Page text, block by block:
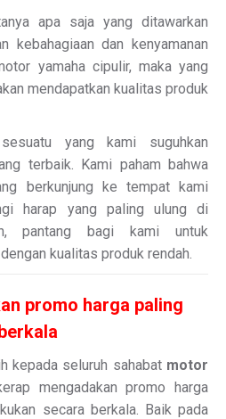
apa saja yang ditawarkan
kebahagiaan dan kenyamanan
yamaha cipulir, maka yang
mendapatkan kualitas produk
yang kami suguhkan
terbaik. Kami paham bahwa
berkunjung ke tempat kami
harap yang paling ulung di
pantang bagi kami untuk
kualitas produk rendah.
promo harga paling
kepada seluruh sahabat motor
mengadakan promo harga
secara berkala. Baik pada